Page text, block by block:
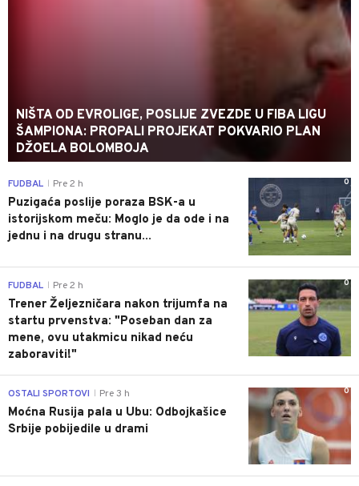
NIŠTA OD EVROLIGE, POSLIJE ZVEZDE U FIBA LIGU
ŠAMPIONA: PROPALI PROJEKAT POKVARIO PLAN
DŽOELA BOLOMBOJA
0
FUDBAL Pre 2 h
Puzigaća poslije poraza BSK-a u
istorijskom meču: Moglo je da ode i na
jednu i na drugu stranu...
0
FUDBAL Pre 2 h
Trener Željezničara nakon trijumfa na
startu prvenstva: "Poseban dan za
mene, ovu utakmicu nikad neću
zaboraviti!"
0
OSTALI SPORTOVI Pre 3 h
Moćna Rusija pala u Ubu: Odbojkašice
Srbije pobijedile u drami